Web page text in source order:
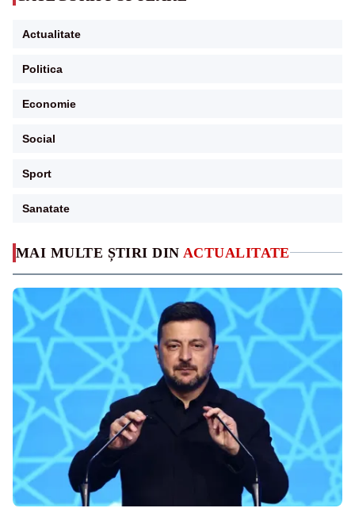
MAI MULTE ȘTIRI DIN ACTUALITATE
Actualitate
Politica
Economie
Social
Sport
Sanatate